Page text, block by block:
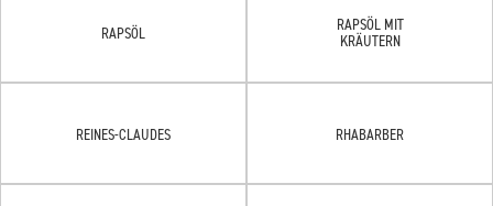
RAPSÖL
RAPSÖL MIT
KRÄUTERN
REINES-CLAUDES RHABARBER